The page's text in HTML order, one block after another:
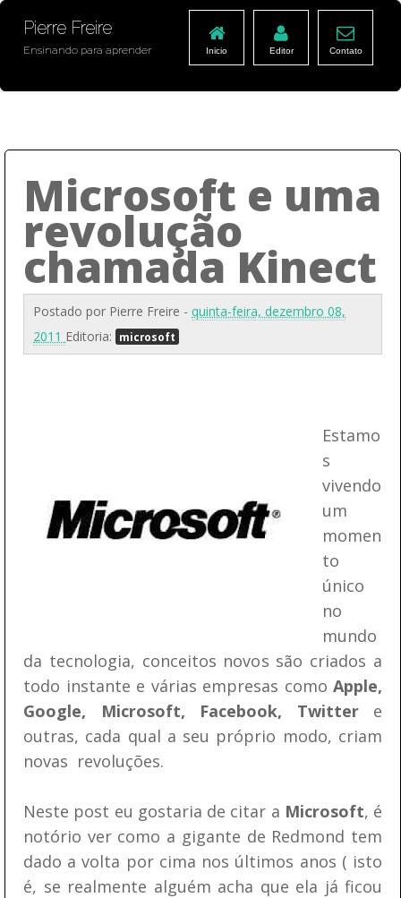
Pierre Freire
Ensinando para aprender Inicio Editor Contato
Microsoft e uma
revolução
chamada Kinect
Postado por Pierre Freire - quinta-feira, dezembro 08,
2011 Editoria: microsoft
Estamo
s
vivendo
um
momen
to
único
no
mundo
da tecnologia, conceitos novos são criados a
todo instante e várias empresas como Apple,
Google, Microsoft, Facebook, Twittere
outras, cada qual a seu próprio modo, criam
novas revoluções.
Neste post eu gostaria de citar a Microsoft, é
notório ver como a gigante de Redmond tem
dado a volta por cima nos últimos anos ( isto
é, se realmente alguém acha que ela já ficou